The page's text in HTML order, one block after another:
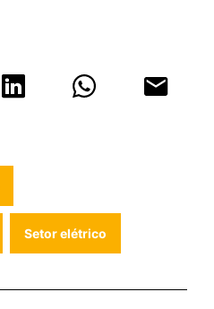
Setor elétrico